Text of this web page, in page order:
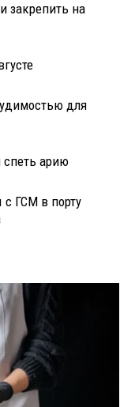
закрепить на
для
арию
с ГСМ в порту